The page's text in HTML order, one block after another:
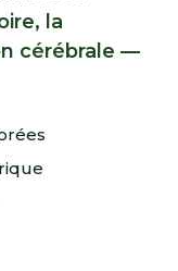
la
cérébrale —